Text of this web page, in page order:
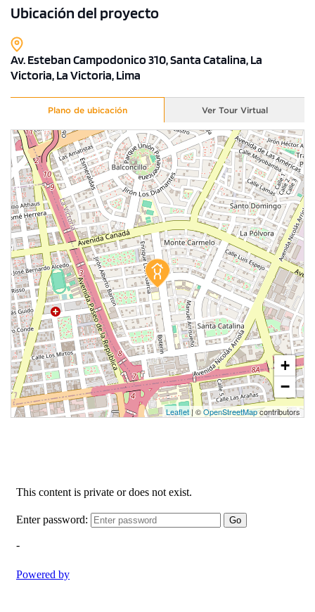
Ubicación del proyecto
Av. Esteban Campodonico 310, Santa Catalina, La
Victoria, La Victoria, Lima
Plano de ubicación Ver Tour Virtual
+
−
Leaflet| ©OpenStreetMapcontributors